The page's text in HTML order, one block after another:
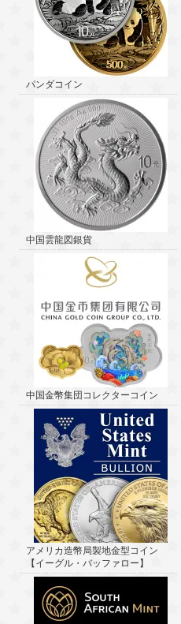
パンダコイン
中国雲龍図銀貨
中国金幣集団コレクターコイン
アメリカ造幣局製地金型コイン
【イーグル・バッファロー】